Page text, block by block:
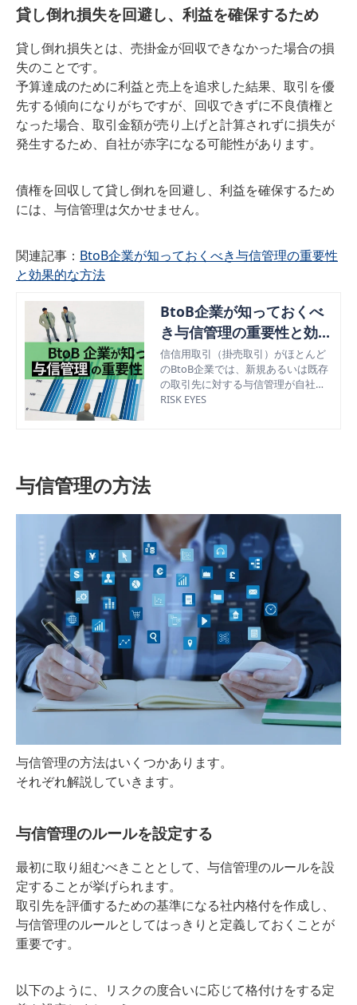
貸し倒れ損失を回避し、利益を確保するため
貸し倒れ損失とは、売掛金が回収できなかった場合の損
失のことです。
予算達成のために利益と売上を追求した結果、取引を優
先する傾向になりがちですが、回収できずに不良債権と
なった場合、取引金額が売り上げと計算されずに損失が
発生するため、自社が赤字になる可能性があります。
債権を回収して貸し倒れを回避し、利益を確保するため
には、与信管理は欠かせません。
関連記事： BtoB企業が知っておくべき与信管理の重要性
と効果的な方法
BtoB企業が知っておくべ
き与信管理の重要性と効果
的な方法
信信用取引（掛売取引）がほとんど
のBtoB企業では、新規あるいは既存
の取引先に対する与信管理が自社の
企業の命運を左右することがある。B
RISK EYES
与信管理の方法
与信管理の方法はいくつかあります。
それぞれ解説していきます。
与信管理のルールを設定する
最初に取り組むべきこととして、与信管理のルールを設
定することが挙げられます。
取引先を評価するための基準になる社内格付を作成し、
与信管理のルールとしてはっきりと定義しておくことが
重要です。
以下のように、リスクの度合いに応じて格付けをする定